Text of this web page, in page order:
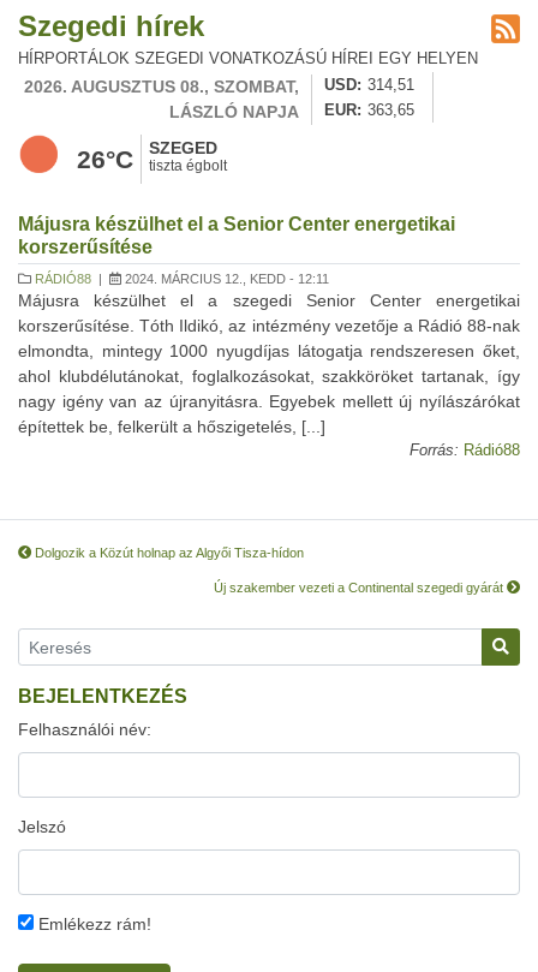
Szegedi hírek
HÍRPORTÁLOK SZEGEDI VONATKOZÁSÚ HÍREI EGY HELYEN
2026. AUGUSZTUS 08., SZOMBAT,
LÁSZLÓ NAPJA
USD
314,51
EUR
363,65
26°C SZEGED
tiszta égbolt
Májusra készülhet el a Senior Center energetikai
korszerűsítése
RÁDIÓ88 | 2024. MÁRCIUS 12., KEDD - 12:11
Májusra készülhet el a szegedi Senior Center energetikai
korszerűsítése. Tóth Ildikó, az intézmény vezetője a Rádió 88-nak
elmondta, mintegy 1000 nyugdíjas látogatja rendszeresen őket,
ahol klubdélutánokat, foglalkozásokat, szakköröket tartanak, így
nagy igény van az újranyitásra. Egyebek mellett új nyílászárókat
építettek be, felkerült a hőszigetelés, [...]
Forrás: Rádió88
Dolgozik a Közút holnap az Algyői Tisza-hídon
Új szakember vezeti a Continental szegedi gyárát
BEJELENTKEZÉS
Felhasználói név:
Jelszó
Emlékezz rám!